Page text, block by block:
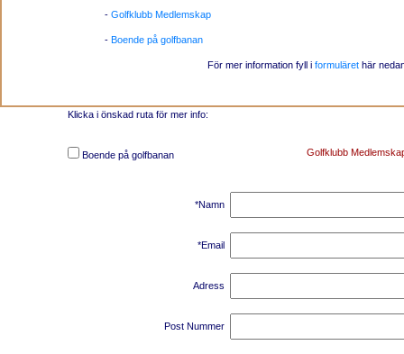
- Golfklubb Medlemskap
- Boende på golfbanan
För mer information fyll i formuläret här
Klicka i önskad ruta för mer info:
Boende på golfbanan Golfklubb
*Namn
*Email
Adress
Post Nummer